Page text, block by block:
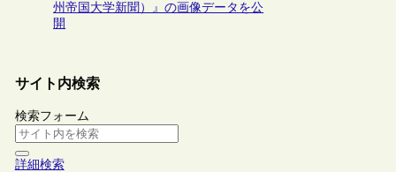
州帝国大学新聞）』の画像データを公
開
サイト内検索
検索フォーム
詳細検索